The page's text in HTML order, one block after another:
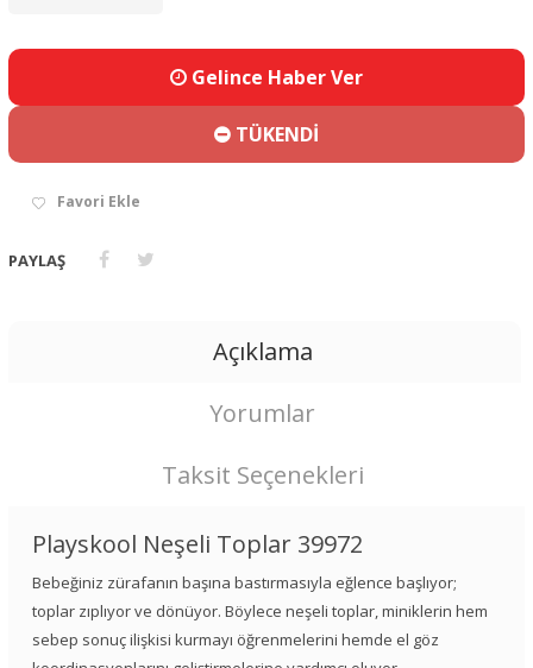
Gelince Haber Ver
TÜKENDİ
Favori Ekle
PAYLAŞ
Açıklama
Yorumlar
Taksit Seçenekleri
Playskool Neşeli Toplar 39972
Bebeğiniz zürafanın başına bastırmasıyla eğlence başlıyor;
toplar zıplıyor ve dönüyor. Böylece neşeli toplar, miniklerin hem
sebep sonuç ilişkisi kurmayı öğrenmelerini hemde el göz